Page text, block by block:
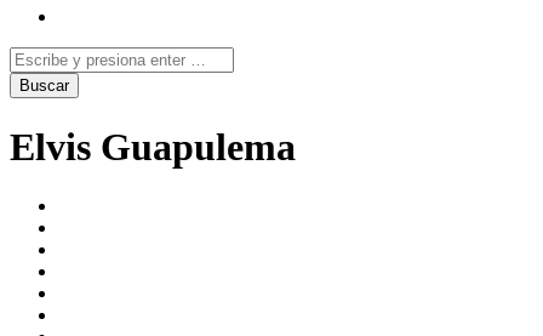
Elvis Guapulema